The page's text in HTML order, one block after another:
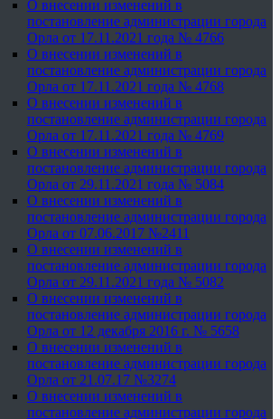
О внесении изменений в
постановление администрации города
Орла от 17.11.2021 года № 4766
О внесении изменений в
постановление администрации города
Орла от 17.11.2021 года № 4768
О внесении изменений в
постановление администрации города
Орла от 17.11.2021 года № 4769
О внесении изменений в
постановление администрации города
Орла от 29.11.2021 года № 5084
О внесении изменений в
постановление администрации города
Орла от 07.06.2017 №2411
О внесении изменений в
постановление администрации города
Орла от 29.11.2021 года № 5082
О внесении изменений в
постановление администрации города
Орла от 12 декабря 2016 г. № 5658
О внесении изменений в
постановление администрации города
Орла от 21.07.17 №3274
О внесении изменений в
постановление администрации города